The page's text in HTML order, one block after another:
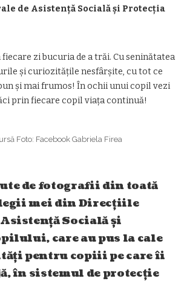
de Asistență Socială și Protecția
fiecare zi bucuria de a trăi. Cu seninătatea
și curiozitățile nesfârșite, cu tot ce
și mai frumos! În ochii unui copil vezi
prin fiecare copil viața continuă!
Foto: Facebook Gabriela Firea
de fotografii din toată
mei din Direcțiile
Socială și
care au pus la cale
pentru copiii pe care îi
în sistemul de protecție